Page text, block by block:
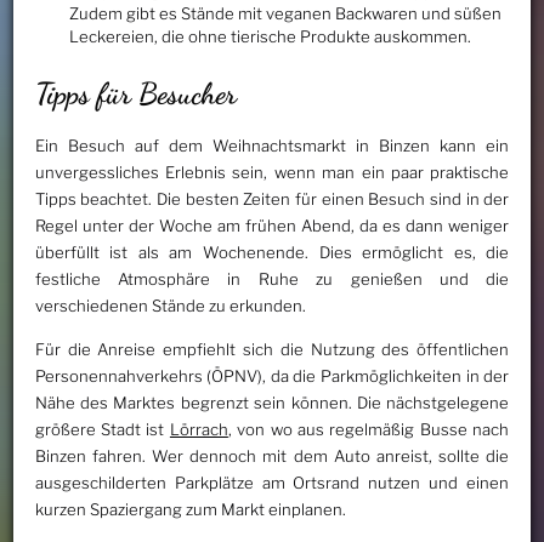
Zudem gibt es Stände mit veganen Backwaren und süßen
Leckereien, die ohne tierische Produkte auskommen.
Tipps für Besucher
Ein Besuch auf dem Weihnachtsmarkt in Binzen kann ein
unvergessliches Erlebnis sein, wenn man ein paar praktische
Tipps beachtet. Die besten Zeiten für einen Besuch sind in der
Regel unter der Woche am frühen Abend, da es dann weniger
überfüllt ist als am Wochenende. Dies ermöglicht es, die
festliche Atmosphäre in Ruhe zu genießen und die
verschiedenen Stände zu erkunden.
Für die Anreise empfiehlt sich die Nutzung des öffentlichen
Personennahverkehrs (ÖPNV), da die Parkmöglichkeiten in der
Nähe des Marktes begrenzt sein können. Die nächstgelegene
größere Stadt ist Lörrach, von wo aus regelmäßig Busse nach
Binzen fahren. Wer dennoch mit dem Auto anreist, sollte die
ausgeschilderten Parkplätze am Ortsrand nutzen und einen
kurzen Spaziergang zum Markt einplanen.